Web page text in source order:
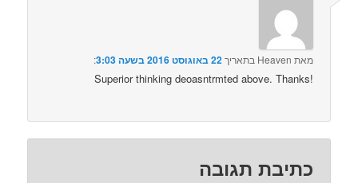
מאת Heaven בתאריך22 באוגוסט 2016 בשעה 3:03 :‏
Superior thinking deoasntrmted above. Thanks!
כתיבת תגובה